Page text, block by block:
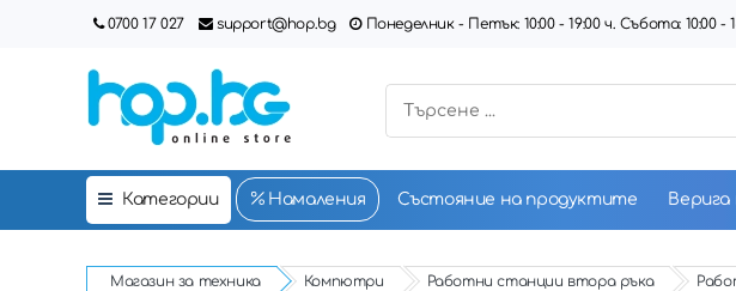
0700 17 027 support@hop.bg Понеделник - Петък: 10:00 - 19:00 ч. Събота: 10:00 -
Категории Намаления Състояние на продуктите Верига
Магазин за техника Компютри Работни станции втора ръка